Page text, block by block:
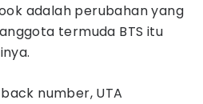
adalah perubahan yang
termuda BTS itu
number, UTA